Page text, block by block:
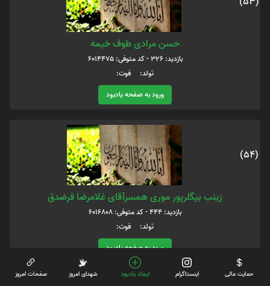
حسن مرادی طوف خیمه
بازدید: 326 - کد متوفی: 6014475
تولد: فوت:
ورود به صفحه یادبود
(54)
زینب بیگلرپور موری همسرآقای غلامرضا فرضدق
بازدید: 444 - کد متوفی: 6016808
تولد: فوت:
ورود به صفحه یادبود
حمایت مالی اینستاگرام ایجاد یادبود شهدای امروز صفحات امروز